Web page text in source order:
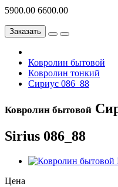
5900.00 6600.00
Заказать
Ковролин бытовой
Ковролин тонкий
Сириус 086_88
Ковролин бытовой
Sirius 086_88
Цена